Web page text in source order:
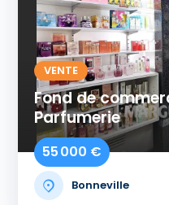
VENTE
Fond de
Parfumerie
55 000 €
Bonneville